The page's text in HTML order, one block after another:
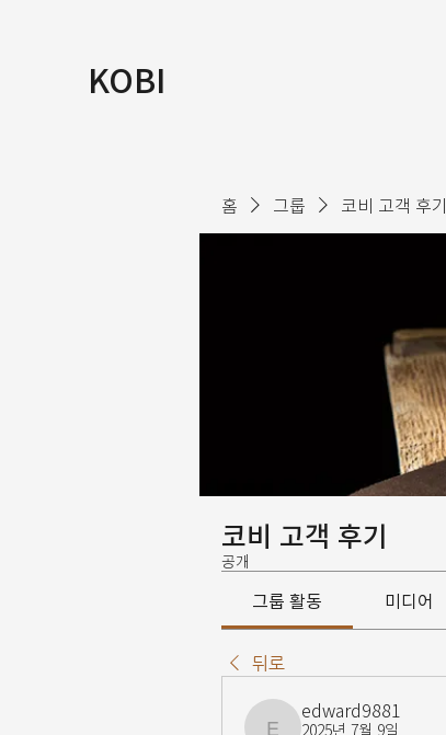
KOBI
홈 그룹 코비 고객 후기
코비 고객 후기
공개
그룹 활동 미디어
뒤로
edward9881
2025년 7월 9일